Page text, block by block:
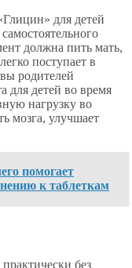
для детей
должна пить мать,
поступает в
родителей
для детей во время
нагрузку во
мозга, улучшает
помогает
к таблеткам
без